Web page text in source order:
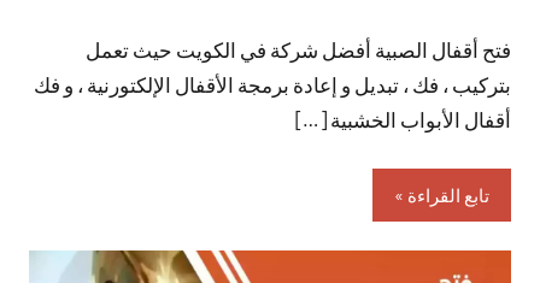
تعليقات
فتح أقفال الصبية أفضل شركة في الكويت حيث تعمل
بتركيب ، فك ، تبديل و إعادة برمجة الأقفال الإلكتورنية ، و فك
أقفال الأبواب الخشبية […]
تابع القراءة